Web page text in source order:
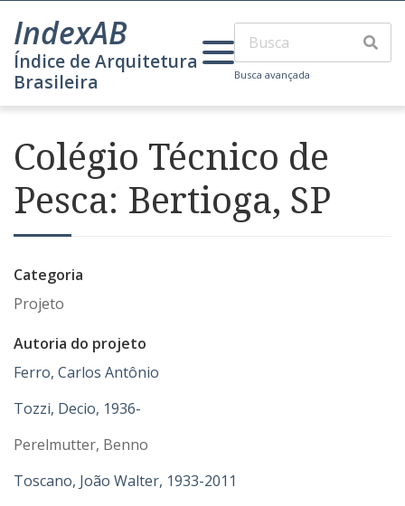
IndexAB
Índice de Arquitetura
Brasileira
Busca avançada
Colégio Técnico de
Pesca: Bertioga, SP
Categoria
Projeto
Autoria do projeto
Ferro, Carlos Antônio
Tozzi, Decio, 1936-
Perelmutter, Benno
Toscano, João Walter, 1933-2011